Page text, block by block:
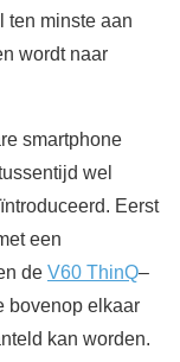
ten minste aan
wordt naar
smartphone
wel
Eerst
een
de V60 ThinQ–
bovenop elkaar
kan worden.